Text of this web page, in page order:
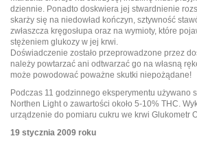
dziennie. Ponadto doskwiera jej stwardnienie
skarży się na niedowład kończyn, sztywność
zwłaszcza kręgosłupa oraz na wymioty, które
stężeniem glukozy w jej krwi.
Doświadczenie zostało przeprowadzone przez
należy powtarzać ani odtwarzać go na własną
może powodować poważne skutki niepożądane!
Podczas 11 godzinnego eksperymentu używano
Northen Light o zawartości około 5-10% THC.
urządzenie do pomiaru cukru we krwi Glukometr
19 stycznia 2009 roku